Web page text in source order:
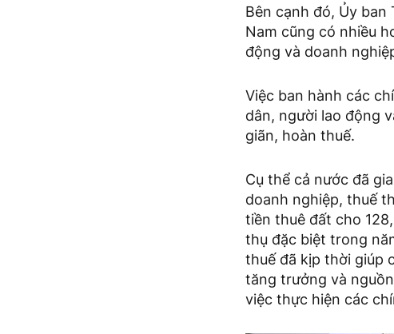
Bên cạnh đó, Ủy ban
Nam cũng có nhiều
động và doanh
Việc ban hành các
dân, người lao động
giãn, hoàn thuế.
Cụ thể cả nước đã
doanh nghiệp, thuế
tiền thuê đất cho
thụ đặc biệt trong
thuế đã kịp thời giúp
tăng trưởng và
việc thực hiện các